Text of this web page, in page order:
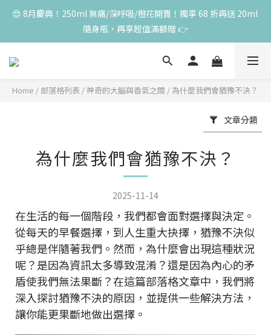
😍 8月慶典！250ml 無痛/深呼吸/橙花開賣！獨享 68 折再送 20ml
隨身瓶，再享超值滿額贈 👉
😍 8月慶典！250ml 無痛/深呼吸/橙花開賣！獨享 68 折再送 20ml
隨身瓶，再享超值滿額贈 👉
😍 50ml 任一瓶結帳享 8 折，任三瓶享 75 折，任五瓶享 7 折！想
隨身瓶，再享超值滿額贈 👉
Home / 部落格列表 /神奇的大腦與香氣之間 /為什麼我們會猶豫不決？
文章分類
為什麼我們會猶豫不決？
2025-11-14
在生活的每一個階段，我們都會面對選擇與決定。
從每天的早餐選擇，到人生重大抉擇，猶豫不決似
乎總是伴隨著我們。然而，為什麼會出現這種狀況
呢？是因為資訊太多導致混淆？還是因為內心的矛
盾使我們無法果斷？在這篇部落格文章中，我們將
深入探討猶豫不決的原因，並提供一些解決方法，
讓你能更果斷地做出選擇。